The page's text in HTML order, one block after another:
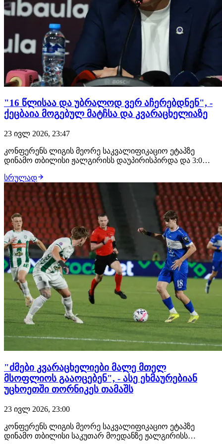
"16 წლისაა და უბრალოდ ვერ აჩერებდნენ", -
ქეცბაია მოგებულ მატჩსა და კვარაცხელიაზე
23 ივლ 2026, 23:47
კონფერენს ლიგის მეორე საკვალიფიკაციო ეტაპზე
დინამო თბილისი ჟალგირისს დაუპირისპირდა და 3:0
დინამოელთა მთავარმა მწვრთნელმა თემურ ქეცბაიამ
გამართა. "პირველ ტაიმში ძალიან კარგად ვითამაშეთ,
კარგია რომ 3 გოლი ისე გავიტანეთ, რომ გოლი არ
გაგვიშვი…
სრულად
"ძმები კვარაცხელიები მალე მთელ
მსოფლიოს გააოცებენ", - ასე ეხმაურებიან
უცხოეთში თორნიკეს თამაშს
23 ივლ 2026, 23:00
კონფერენს ლიგის მეორე საკვალიფიკაციო ეტაპზე
დინამო თბილისი საკუთარ მოედანზე ჟალგირისს